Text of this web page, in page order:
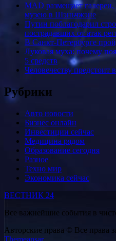
MAD размещает
музею в Шэньчжэне
Путин поблагодарил
пострадавших от атак
В Санкт-Петербурге
Луковая муха: почему
5 средств
Человечеству предстоит
Рубрики
Авто новости
Бизнес онлайн
Инвестиции сейчас
Медицина рядом
Образование сегодня
Разное
Техно мир
Экономика сейчас
ВЕСТНИК 24
Все важнейшие события в
Авторские права © Все права
Themeansar.